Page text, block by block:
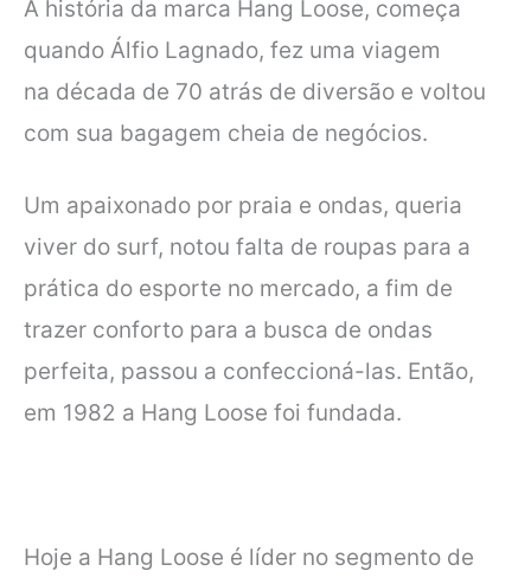
A história da marca Hang Loose, começa
quando Álfio Lagnado, fez uma viagem
na década de 70 atrás de diversão e voltou
com sua bagagem cheia de negócios.
Um apaixonado por praia e ondas, queria
viver do surf, notou falta de roupas para a
prática do esporte no mercado, a fim de
trazer conforto para a busca de ondas
perfeita, passou a confeccioná-las. Então,
em 1982 a Hang Loose foi fundada.
Hoje a Hang Loose é líder no segmento de